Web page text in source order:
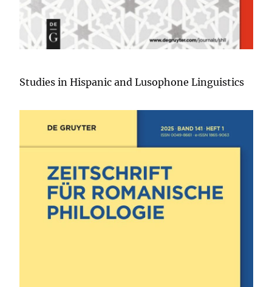
Studies in Hispanic and Lusophone Linguistics